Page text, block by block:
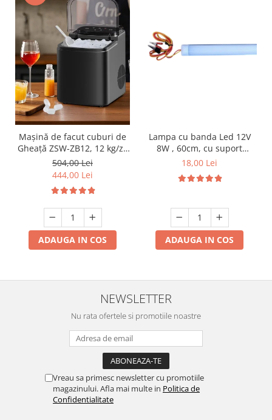
Mașină de facut cuburi de
Gheață ZSW-ZB12, 12 kg/zi,
Rezervor 1.2L, Panou Tactil,
Design Compact, Negru
504,00 Lei
444,00 Lei
ADAUGA IN COS
Lampa cu banda Led 12V
8W , 60cm, cu suport
aluminiu si clesti de
18,00 Lei
ADAUGA IN COS
NEWSLETTER
Nu rata ofertele si promotiile noastre
Vreau sa primesc newsletter cu promotiile
magazinului. Afla mai multe in Politica de
Confidentialitate